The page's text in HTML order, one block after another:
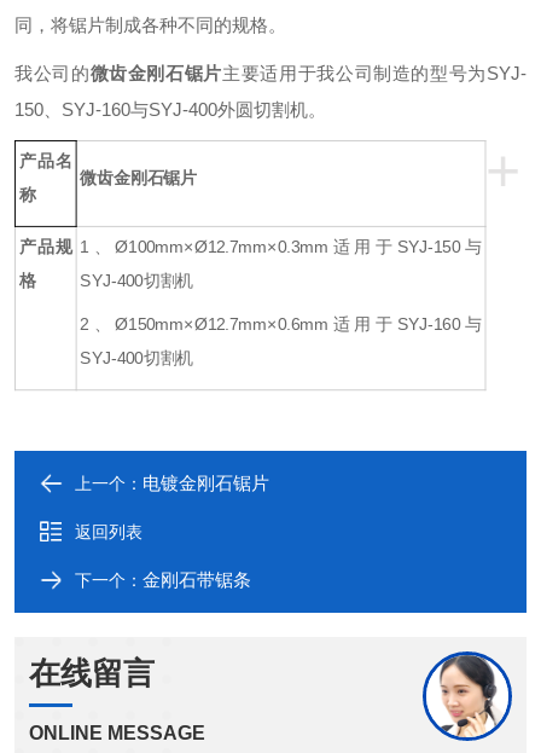
同，将锯片制成各种不同的规格。
我公司的微齿金刚石锯片主要适用于我公司制造的型号为SYJ-
150、SYJ-160与SYJ-400外圆切割机。
+
产品名
称
微齿金刚石锯片
产品规
格
1、Ø100mm×Ø12.7mm×0.3mm 适用于 SYJ-150与
SYJ-400切割机
2、Ø150mm×Ø12.7mm×0.6mm 适用于 SYJ-160与
SYJ-400切割机
上一个： 电镀金刚石锯片
返回列表
下一个： 金刚石带锯条
在线留言
ONLINE MESSAGE